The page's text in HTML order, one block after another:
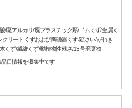
/廃アルカリ/廃プラスチック類/ゴムくず/金属く
クリートくずおよび陶磁器くず/鉱さい/がれき
くず/繊維くず/動植物性残さ/13号廃棄物
目情報を収集中です